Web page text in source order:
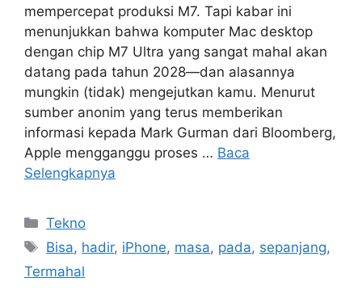
mempercepat produksi M7. Tapi kabar ini
menunjukkan bahwa komputer Mac desktop
dengan chip M7 Ultra yang sangat mahal akan
datang pada tahun 2028—dan alasannya
mungkin (tidak) mengejutkan kamu. Menurut
sumber anonim yang terus memberikan
informasi kepada Mark Gurman dari Bloomberg,
Apple mengganggu proses … Baca
Selengkapnya
Kategori
Tekno
Tag
Bisa, hadir, iPhone, masa, pada, sepanjang,
Termahal